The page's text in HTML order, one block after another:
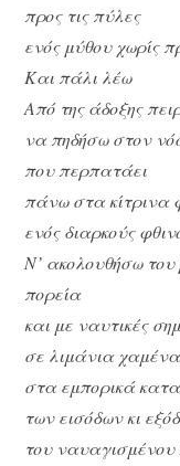
προς τις πύλες
ενός μύθου χωρίς
Και πάλι λέω
Από της άδοξης
να πηδήσω στον
που περπατάει
πάνω στα κίτρινα
ενός διαρκούς
Ν’ ακολουθήσω
πορεία
και με ναυτικές
σε λιμάνια
στα εμπορικά
των εισόδων κι
του ναυαγισμένου